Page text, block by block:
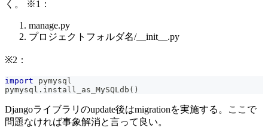
く。 ※1：
manage.py
プロジェクトフォルダ名/__init__.py
※2：
import pymysql
pymysql . install_as_MySQLdb ( )
Djangoライブラリのupdate後はmigrationを実施する。ここで
問題なければ事象解消と言って良い。